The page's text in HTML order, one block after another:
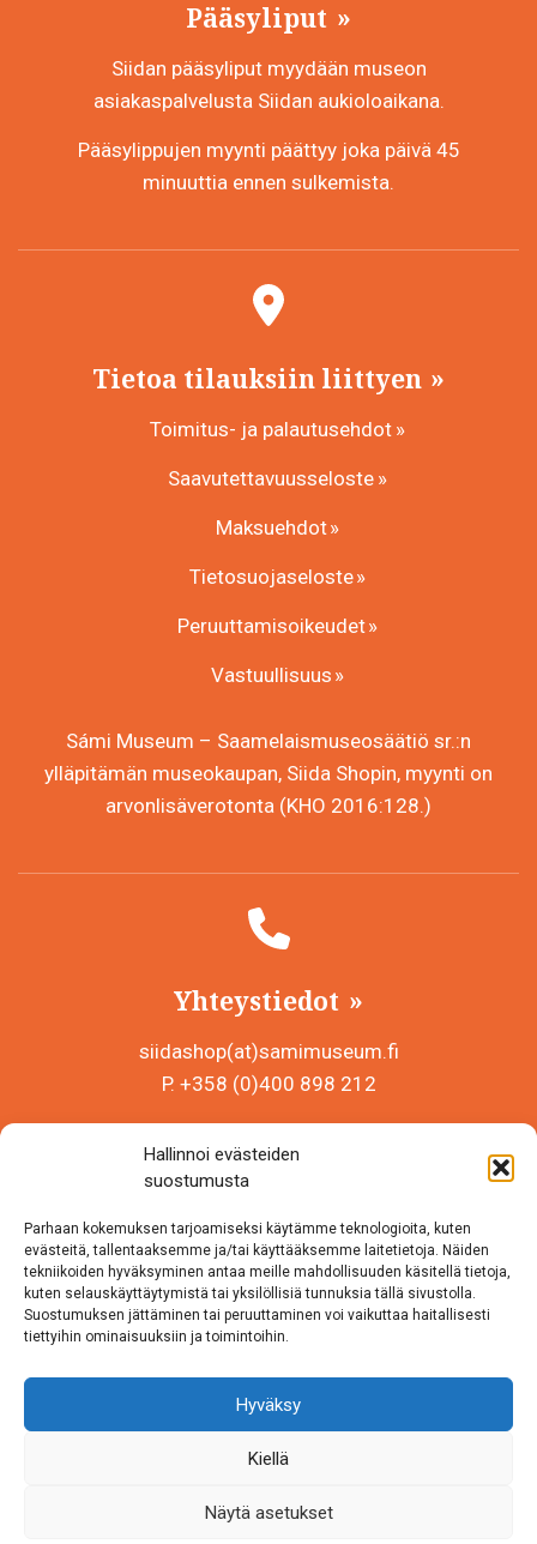
Hallinnoi evästeiden
suostumusta
Parhaan kokemuksen tarjoamiseksi käytämme teknologioita, kuten
evästeitä, tallentaaksemme ja/tai käyttääksemme laitetietoja. Näiden
tekniikoiden hyväksyminen antaa meille mahdollisuuden käsitellä tietoja,
kuten selauskäyttäytymistä tai yksilöllisiä tunnuksia tällä sivustolla.
Suostumuksen jättäminen tai peruuttaminen voi vaikuttaa haitallisesti
tiettyihin ominaisuuksiin ja toimintoihin.
Hyväksy
Kiellä
Näytä asetukset
Pääsyliput
Siidan pääsyliput myydään museon
asiakaspalvelusta Siidan aukioloaikana.
Pääsylippujen myynti päättyy joka päivä 45
minuuttia ennen sulkemista.
Tietoa tilauksiin liittyen
Toimitus- ja palautusehdot
Saavutettavuusseloste
Maksuehdot
Tietosuojaseloste
Peruuttamisoikeudet
Vastuullisuus
Sámi Museum – Saamelaismuseosäätiö sr.:n
ylläpitämän museokaupan, Siida Shopin, myynti on
arvonlisäverotonta (KHO 2016:128.)
Yhteystiedot
siidashop(at)samimuseum.fi
P. +358 (0)400 898 212
Y-tunnus 0625907-2
Inarintie 46
99870 Inari
Löydät meidät myös somesta!
Instagram
Facebook